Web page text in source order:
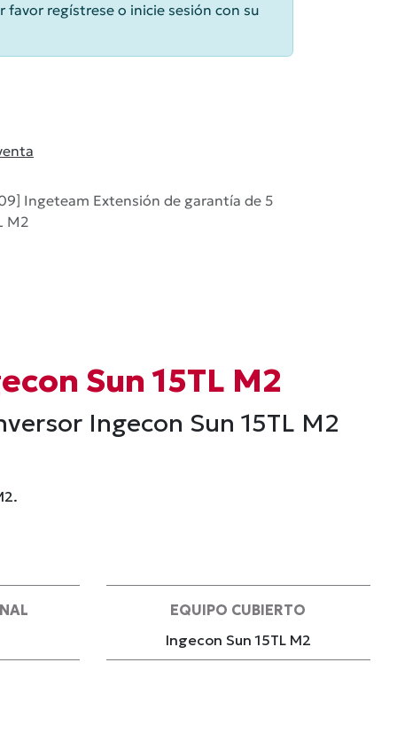
favor regístrese o inicie sesión con su
Ingeteam Extensión de garantía de 5
M2
Sun 15TL M2
Ingecon Sun 15TL M2
EQUIPO CUBIERTO
Ingecon Sun 15TL M2